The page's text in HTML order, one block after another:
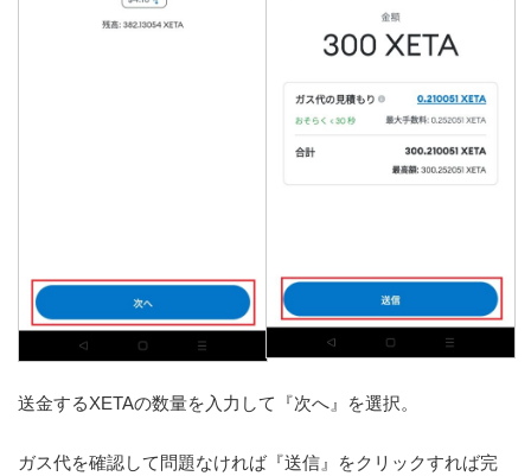
送金するXETAの数量を入力して『次へ』を選択。
ガス代を確認して問題なければ『送信』をクリックすれば完